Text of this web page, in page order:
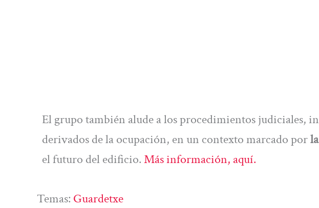
El grupo también alude a los procedimientos judiciales,
derivados de la ocupación, en un contexto marcado por
el futuro del edificio.Más información, aquí.
Temas: Guardetxe